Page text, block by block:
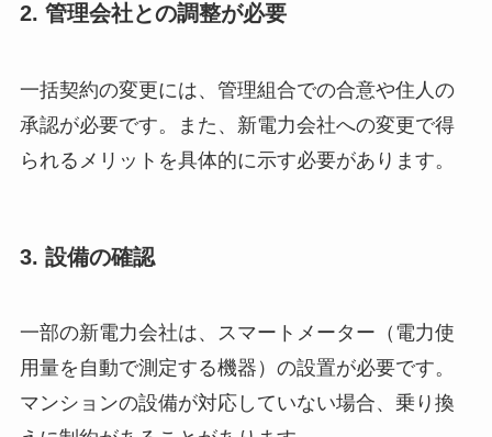
2. 管理会社との調整が必要
一括契約の変更には、管理組合での合意や住人の
承認が必要です。また、新電力会社への変更で得
られるメリットを具体的に示す必要があります。
3. 設備の確認
一部の新電力会社は、スマートメーター（電力使
用量を自動で測定する機器）の設置が必要です。
マンションの設備が対応していない場合、乗り換